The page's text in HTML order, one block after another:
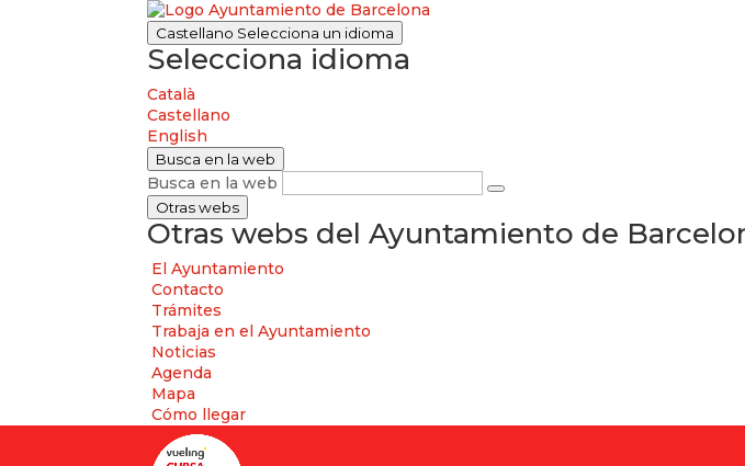
Castellano Selecciona un idioma
Selecciona idioma
Català
Castellano
English
Busca en la web
Busca en la web
Otras webs
Otras webs del Ayuntamiento de
El Ayuntamiento
Contacto
Trámites
Trabaja en el Ayuntamiento
Noticias
Agenda
Mapa
Cómo llegar